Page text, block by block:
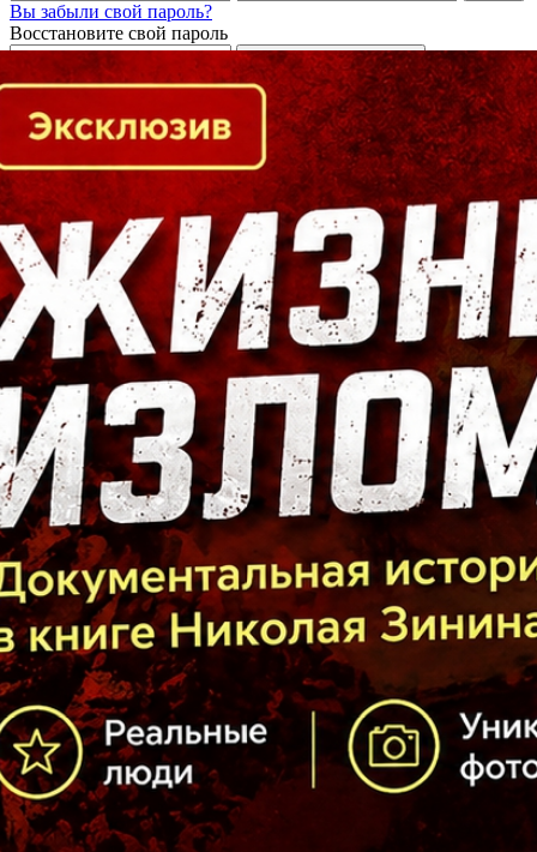
Вы забыли свой пароль?
Восстановите свой пароль
Кто есть кто в Байкальском регионе